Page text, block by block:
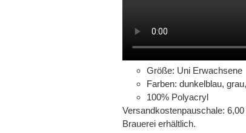
Größe: Uni Erwachsene
Farben: dunkelblau,
100% Polyacryl
Versandkostenpauschale:
Brauerei erhältlich.